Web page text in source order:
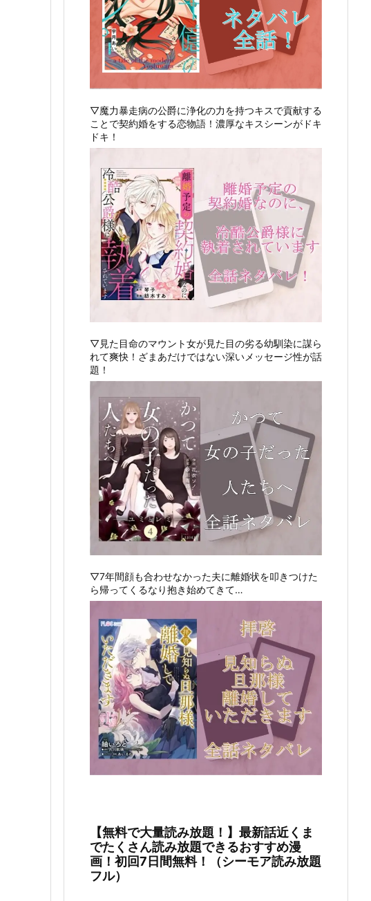
▽魔力暴走病の公爵に浄化の力を持つキスで貢献する
ことで契約婚をする恋物語！濃厚なキスシーンがドキ
ドキ！
▽見た目命のマウント女が見た目の劣る幼馴染に謀ら
れて爽快！ざまあだけではない深いメッセージ性が話
題！
▽7年間顔も合わせなかった夫に離婚状を叩きつけた
ら帰ってくるなり抱き始めてきて…
【無料で大量読み放題！】最新話近くま
でたくさん読み放題できるおすすめ漫
画！初回7日間無料！（シーモア読み放題
フル）